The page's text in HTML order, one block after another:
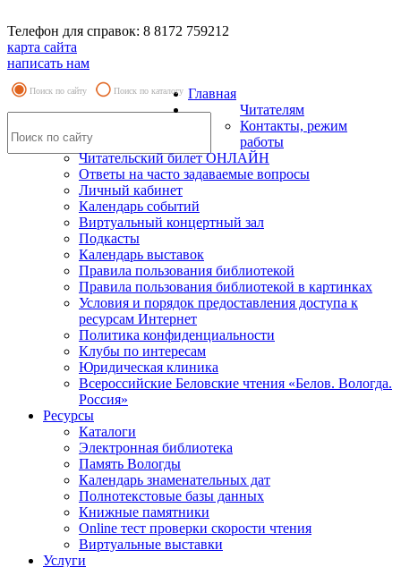
Телефон для справок: 8 8172 759212
карта сайта
написать нам
Поиск по сайту Поиск по каталогу Главная
Читателям
Контакты, режим
работы
Читательский билет ОНЛАЙН
Ответы на часто задаваемые вопросы
Личный кабинет
Календарь событий
Виртуальный концертный зал
Подкасты
Календарь выставок
Правила пользования библиотекой
Правила пользования библиотекой в картинках
Условия и порядок предоставления доступа к
ресурсам Интернет
Политика конфиденциальности
Клубы по интересам
Юридическая клиника
Всероссийские Беловские чтения «Белов. Вологда.
Россия»
Ресурсы
Каталоги
Электронная библиотека
Память Вологды
Календарь знаменательных дат
Полнотекстовые базы данных
Книжные памятники
Online тест проверки скорости чтения
Виртуальные выставки
Услуги